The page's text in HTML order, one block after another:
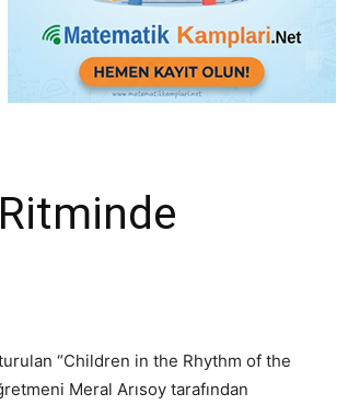
“Children in the Rhythm of the
Meral Arısoy tarafından